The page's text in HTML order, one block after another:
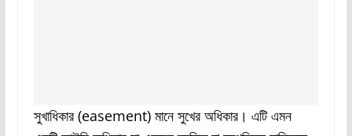
সুখাধিকার (easement) মানে সুখের অধিকার। এটি এমন